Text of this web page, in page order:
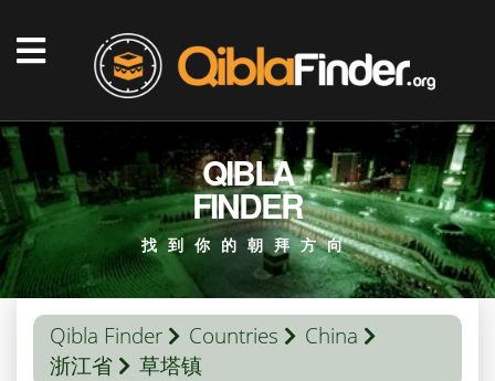
QIBLA
FINDER
找到你的朝拜方向
Qibla Finder Countries
China
浙江省
草塔镇